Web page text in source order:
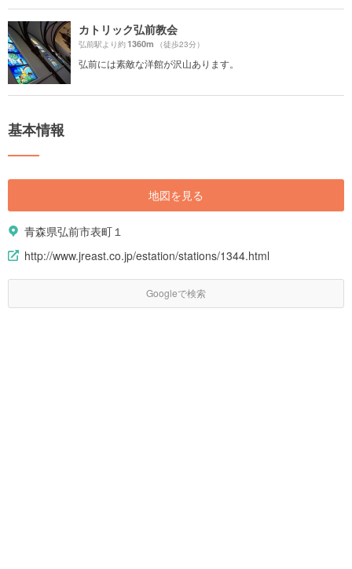
カトリック弘前教会
弘前駅より約1360m （徒歩23分）
弘前には素敵な洋館が沢山あります。
基本情報
地図を見る
青森県弘前市表町１
http://www.jreast.co.jp/estation/stations/1344.html
Googleで検索